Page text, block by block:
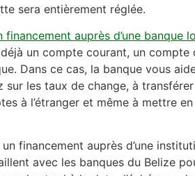
sera entièrement réglée.
financement auprès d’une banque
un compte courant, un compte
Dans ce cas, la banque vous
sur les taux de change, à
à l’étranger et même à mettre
financement auprès d’une
avec les banques du Belize